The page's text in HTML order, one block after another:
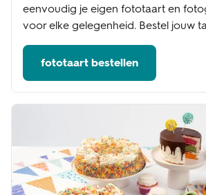
eenvoudig je eigen fototaart en
voor elke gelegenheid. Bestel jouw
fototaart bestellen